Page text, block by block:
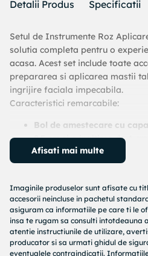
Detalii Produs Specificatii
Setul de Instrumente Roz
solutia completa pentru o
acasa. Acest set include toate
prepararea si aplicarea mastii
ingrijire faciala impecabila.
Caracteristici remarcabile:
Bol de amestecare cu
8.5 cm si o inaltime de 4
amestecarea usoara a
personalizate.
a ingredientelor, cu
Perie de aplicare:
Cu o
asigura o aplicare
luminos si ingrijit.
Spatula practica:Ideala
Afisati mai multe
Imaginile produselor sunt afisate cu
accesorii neincluse in pachetul
asiguram ca informatiile pe care ti le
insa te rugam sa consulti intotdeauna
atentie instructiunile de utilizare,
producator si sa urmati ghidul de
eventualele contraindicatii.